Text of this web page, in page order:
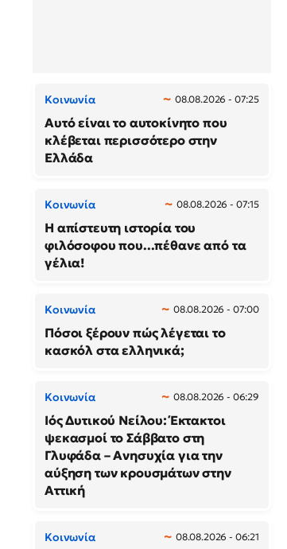
Κοινωνία 08.08.2026 - 07:25
Αυτό είναι το αυτοκίνητο που
κλέβεται περισσότερο στην
Ελλάδα
Κοινωνία 08.08.2026 - 07:15
Η απίστευτη ιστορία του
φιλόσοφου που...πέθανε από τα
γέλια!
Κοινωνία 08.08.2026 - 07:00
Πόσοι ξέρουν πώς λέγεται το
κασκόλ στα ελληνικά;
Κοινωνία 08.08.2026 - 06:29
Ιός Δυτικού Νείλου: Έκτακτοι
ψεκασμοί το Σάββατο στη
Γλυφάδα – Ανησυχία για την
αύξηση των κρουσμάτων στην
Αττική
Κοινωνία 08.08.2026 - 06:21